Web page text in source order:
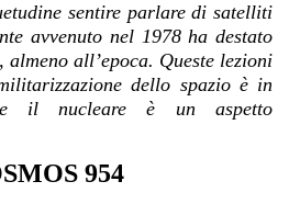
sentire parlare di satelliti
avvenuto nel 1978 ha destato
almeno all’epoca. Queste lezioni
dello spazio è in
e il nucleare è un aspetto
954